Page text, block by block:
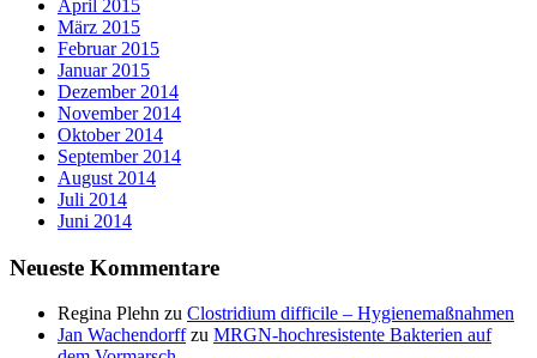
April 2015
März 2015
Februar 2015
Januar 2015
Dezember 2014
November 2014
Oktober 2014
September 2014
August 2014
Juli 2014
Juni 2014
Neueste Kommentare
Regina Plehn zu Clostridium difficile – Hygienemaßnahmen
Jan Wachendorffzu MRGN-hochresistente Bakterien auf